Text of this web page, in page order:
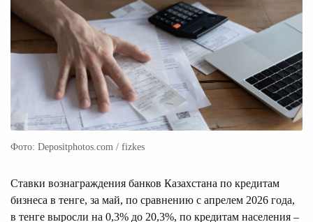
Фото: Depositphotos.com / fizkes
Ставки вознаграждения банков Казахстана по кредитам
бизнеса в тенге, за май, по сравнению с апрелем 2026 года,
в тенге выросли на 0,3% до 20,3%, по кредитам населения –